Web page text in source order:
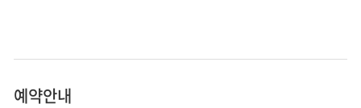
예약안내